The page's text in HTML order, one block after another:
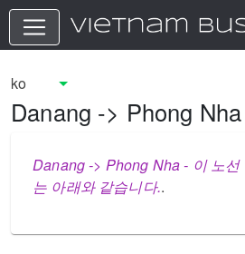
Danang -> Phong
Danang -> Phong Nha - 이 노
는 아래와 같습니다..